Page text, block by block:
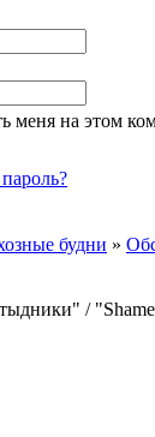
меня на этом
будни »
/